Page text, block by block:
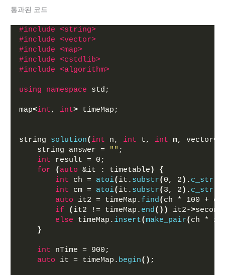
통과된 코드
#include <string>
#include <vector>
#include <map>
#include <cstdlib>
#include <algorithm>
using namespace std;
map<int, int> timeMap;
string solution( int n, int t, int m, vector<
    string answer =
"" ;
int result = 0;
for
( auto &it : timetable )
{
int ch = atoi( it. substr( 0, 2 ) . c_str
int cm = atoi( it. substr( 3, 2 ) . c_str
auto it2 = timeMap. find( ch * 100 + cm
if
( it2 != timeMap. end()) it2->
else timeMap. insert(make_pair( ch *
}
int nTime = 900;
auto it = timeMap. begin() ;